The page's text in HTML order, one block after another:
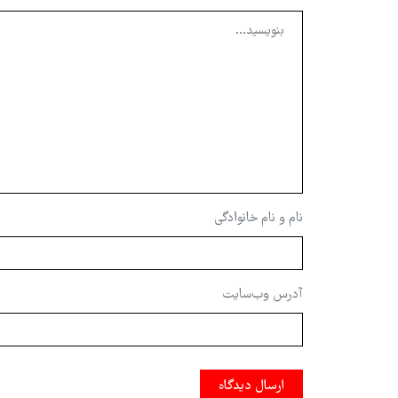
نام و نام خانوادگی
آدرس وب‌سایت
ارسال دیدگاه